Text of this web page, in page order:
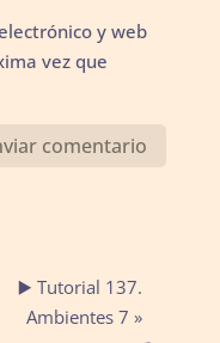
y web
vez que
▶️ Tutorial 137.
Ambientes 7 »